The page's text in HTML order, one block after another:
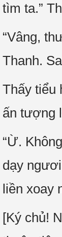
tìm ta.”
“Vâng,
Thanh.
Thấy tiểu
ấn tượng
“Ừ.
dạy
liền xoay
[Ký chủ!